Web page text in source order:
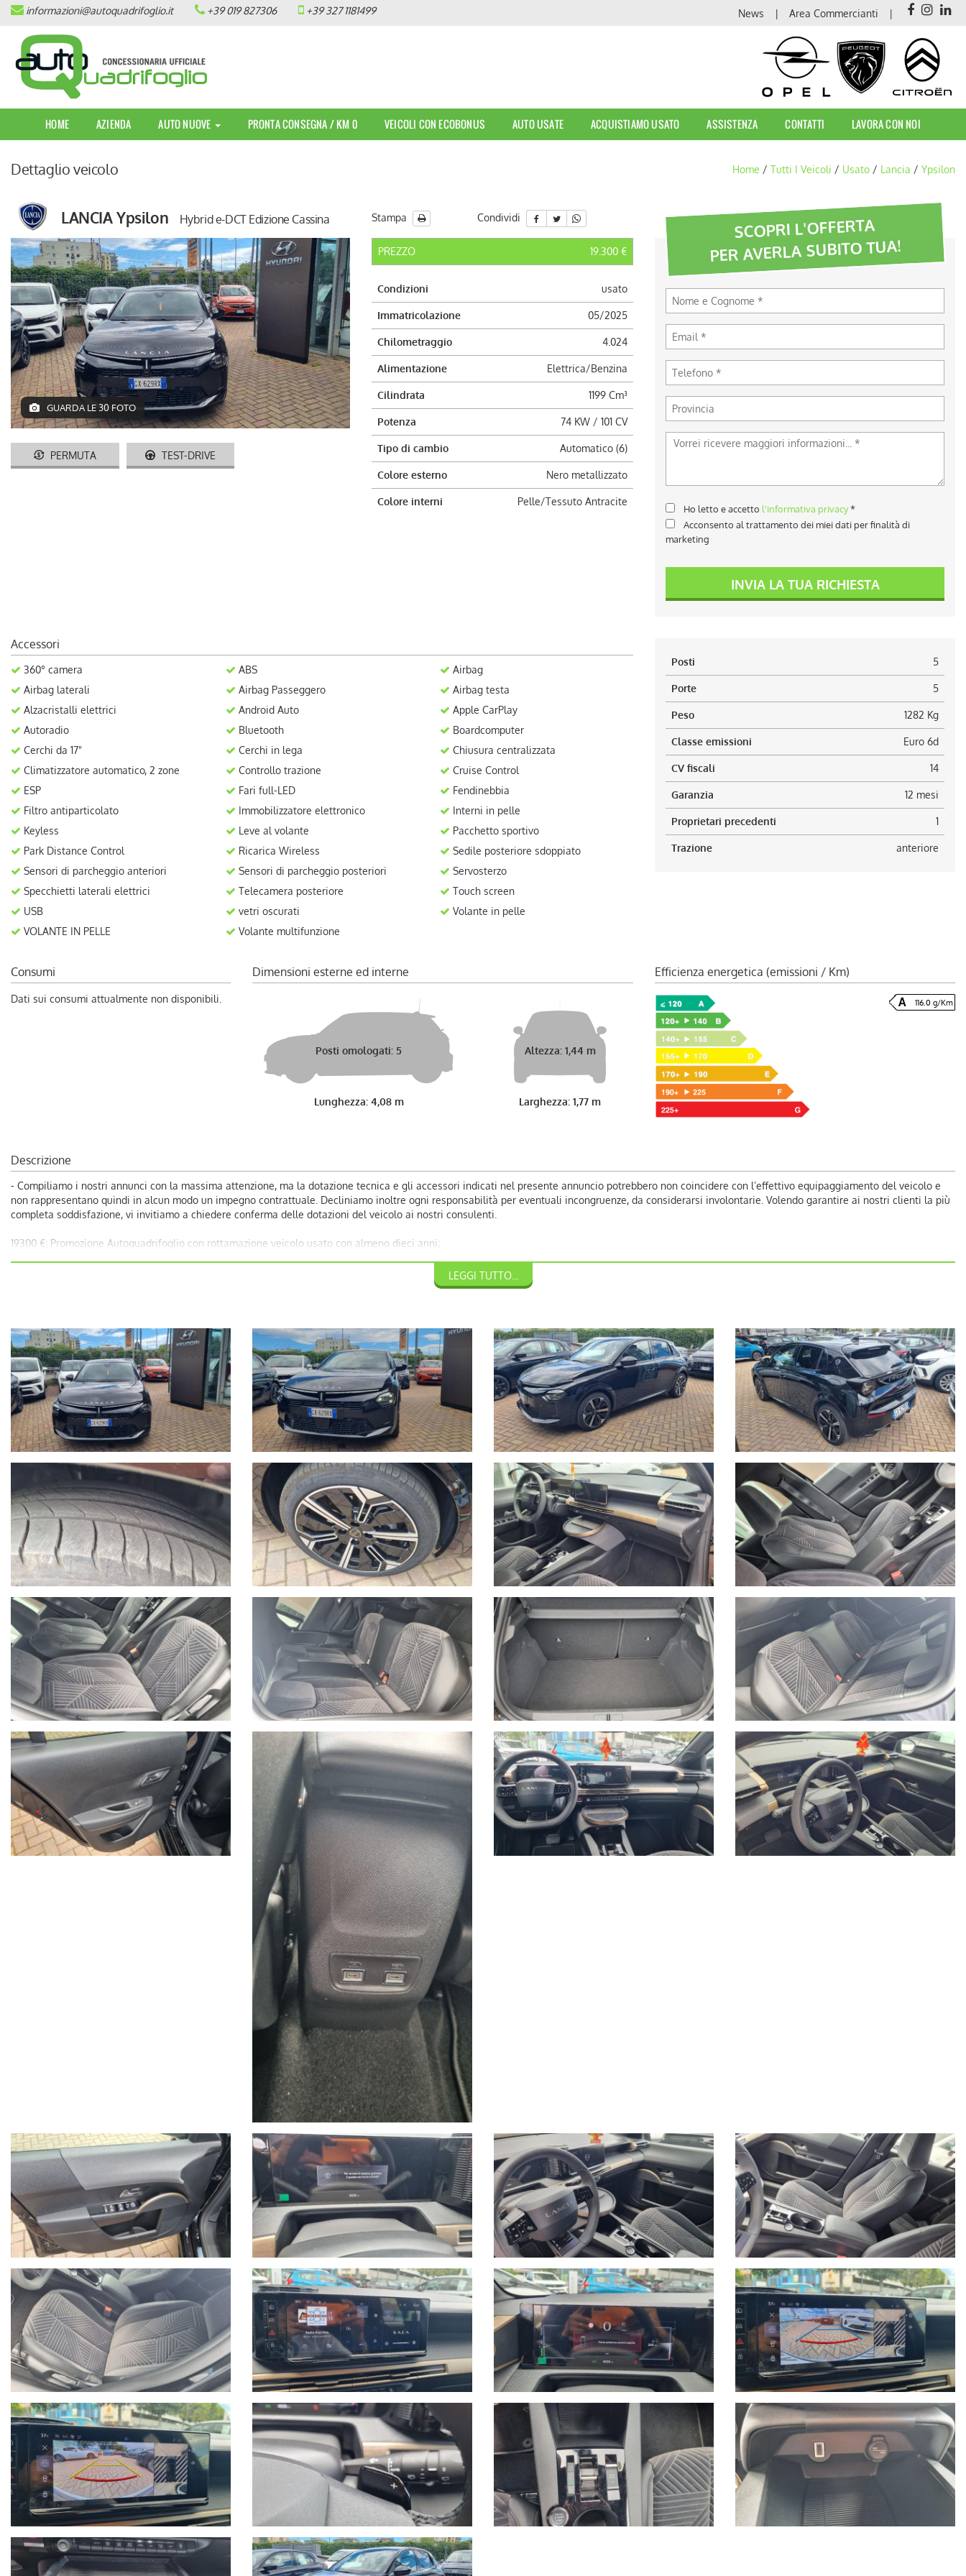
HOME
AZIENDA
OPEL
PEUGEOT
CITROEN
PRONTA CONSEGNA / KM 0
VEICOLI CON ECOBONUS
AUTO USATE
ACQUISTIAMO USATO
ASSISTENZA
CONTATTI
informazioni@autoquadrifoglio.it +39 019 827306 +39 327 1181499 News Area Commercianti
HOME AZIENDA AUTO NUOVE PRONTA CONSEGNA / KM 0 VEICOLI CON ECOBONUS AUTO USATE ACQUISTIAMO USATO ASSISTENZA CONTATTI LAVORA CON NOI
Dettaglio veicolo Home / Tutti I Veicoli / Usato / Lancia / Ypsilon
LANCIA Ypsilon Hybrid e-DCT Edizione Cassina Stampa Condividi
GUARDA LE 30 FOTO
PERMUTA TEST-DRIVE
PREZZO 19.300 €
Condizioni usato
Immatricolazione 05/2025
Chilometraggio 4.024
Alimentazione Elettrica/Benzina
Cilindrata 1199 Cm³
Potenza 74 KW / 101 CV
Tipo di cambio Automatico (6)
Colore esterno Nero metallizzato
Colore interni Pelle/Tessuto Antracite
SCOPRI L'OFFERTA
PER AVERLA SUBITO TUA!
Ho letto e accetto l'informativa privacy*
Acconsento al trattamento dei miei dati per finalità di
marketing
INVIA LA TUA RICHIESTA
Accessori
360° camera
Airbag laterali
Alzacristalli elettrici
Autoradio
Cerchi da 17"
Climatizzatore automatico, 2 zone
ESP
Filtro antiparticolato
Keyless
Park Distance Control
Sensori di parcheggio anteriori
Specchietti laterali elettrici
USB
VOLANTE IN PELLE
ABS
Airbag Passeggero
Android Auto
Bluetooth
Cerchi in lega
Controllo trazione
Fari full-LED
Immobilizzatore elettronico
Leve al volante
Ricarica Wireless
Sensori di parcheggio posteriori
Telecamera posteriore
vetri oscurati
Volante multifunzione
Airbag
Airbag testa
Apple CarPlay
Boardcomputer
Chiusura centralizzata
Cruise Control
Fendinebbia
Interni in pelle
Pacchetto sportivo
Sedile posteriore sdoppiato
Servosterzo
Touch screen
Volante in pelle
Posti 5
Porte 5
Peso 1282 Kg
Classe emissioni Euro 6d
CV fiscali 14
Garanzia 12 mesi
Proprietari precedenti 1
Trazione anteriore
Consumi
Dati sui consumi attualmente non disponibili.
Dimensioni esterne ed interne
Posti omologati: 5
Lunghezza: 4,08 m
Altezza: 1,44 m
Larghezza: 1,77 m
Efficienza energetica (emissioni / Km)
116.0 g/Km
Descrizione
- Compiliamo i nostri annunci con la massima attenzione, ma la dotazione tecnica e gli accessori indicati nel presente annuncio potrebbero non coincidere con l’effettivo equipaggiamento del veicolo e
non rappresentano quindi in alcun modo un impegno contrattuale. Decliniamo inoltre ogni responsabilità per eventuali incongruenze, da considerarsi involontarie. Volendo garantire ai nostri clienti la più
completa soddisfazione, vi invitiamo a chiedere conferma delle dotazioni del veicolo ai nostri consulenti.
19300 €: Promozione Autoquadrifoglio con rottamazione veicolo usato con almeno dieci anni;
- CHILOMETRAGGIO CERTIFICATO.
- Auto guidabile anche da un Neopatentato.
- La vettura si trova presso la nostra sede in Via Braja 48r Savona, telefono 389.898.1300.
Chatta con noi su Whatsapp o chiamaci per prendere un appuntamento: solo così potremo offrirti la certezza che il veicolo sia disponibile per essere visto e provato.
- Seguici anche su Facebook: www.facebook.com/Autoquadrifoglio
- La Garanzia MAPFRE, oltre a tutelare la vostra auto da guasti di origine meccanica ed elettronica, vi offre un servizio di assistenza 24h su 24, 7 giorni su 7, soccorso stradale in caso di rottura e auto
sostitutiva se la vostra vettura rimane ferma più di 8 ore in officina.
- Possibilità di estensione della garanzia di ulteriori 12 mesi.
- Possibilità di finanziamenti personalizzati, assicurazioni furto & incendio, kasko, eventi naturali a prezzi estremamente vantaggiosi.
- Su ogni nostro veicolo vengono eseguiti più di 50 controlli prima della consegna.
- In caso di veicoli da dare in permuta, si prega di inviare un messaggio su Whatsapp al numero 389.535.7225 specificando marca, modello, anno di immatricolazione, km percorsi, eventuali interventi
eseguiti e veicolo di interesse.
Sono inoltre necessarie fotografie dettagliate della vettura posseduta. I nostri consulenti risponderanno indicando una prima valutazione indicativa migliroabile di persona.
- Il Gruppo Autoquadrifoglio è concessionaria ufficiale Opel per la vendita di autoveicoli e veicoli industriali dal 1978. Nel 2000 ha ampliato la gamma di servizi per i clienti con una moderna autofficina
meccanica.
Nel 2004 comincia l’avventura “Outlet dell’auto”, per la commercializzazione di veicoli d’occasione garantiti di tutte le marche.
Nel 2015 diventa nuova e unica concessionaria per la provincia di Savona del brand Hyundai, aprendo una nuova sede in via Braja 48r a Savona.
Oggi Autoquadrifoglio è anche concessionaria ufficiale per la provincia di Savona dei brand Peugeot e Citroen, con sede in Via Nizza 18 a Savona.
- Le immagini possono differire dalla vettura reale in stock oggetto dell'offerta.
LEGGI TUTTO...